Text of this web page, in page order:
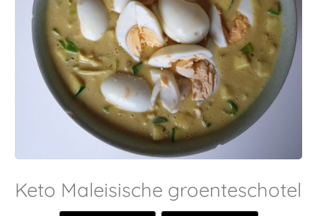
Keto Maleisische groenteschotel